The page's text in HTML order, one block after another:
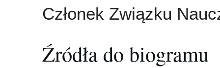
Członek Związku
Źródła do biogramu